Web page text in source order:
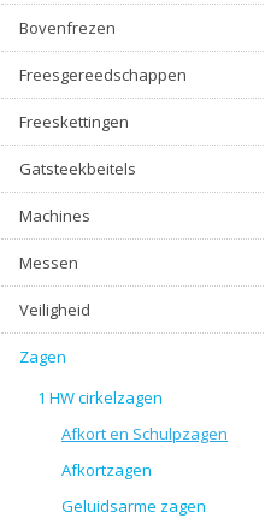
Bovenfrezen
Freesgereedschappen
Freeskettingen
Gatsteekbeitels
Machines
Messen
Veiligheid
Zagen
1 HW cirkelzagen
Afkort en Schulpzagen
Afkortzagen
Geluidsarme zagen